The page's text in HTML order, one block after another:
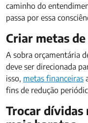
caminho do
passa por essa
Criar metas
A sobra orçamentária
deve ser direcionada
isso, metas financeiras
fins de redução
Trocar dívidas